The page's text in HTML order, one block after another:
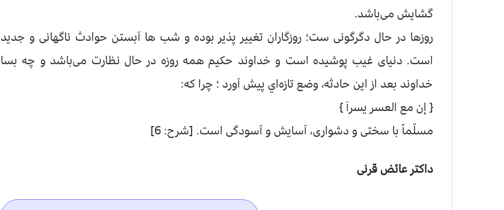
گشایش می‌باشد.
روزها در حال دگرگونی ست؛ روزگاران تغییر پذیر بوده و شب ها آبستن حوادث ناگهانی و جدید
است. دنیای غیب پوشیده است و خداوند حکیم همه روزه در حال نظارت می‌باشد و چه بسا
خداوند بعد از اين حادثه، وضع تازه‌اي پيش آورد ؛ چرا که:
{ إن مع العسر يسراَ }
مسلّماً با سختی و دشواری، آسایش و آسودگی است. [شرح: 6]
داکتر عائض قرنی